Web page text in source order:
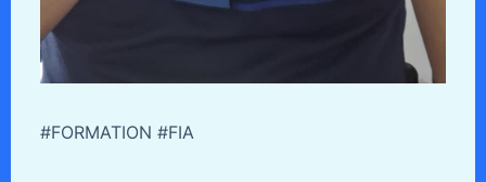
#FORMATION #FIA